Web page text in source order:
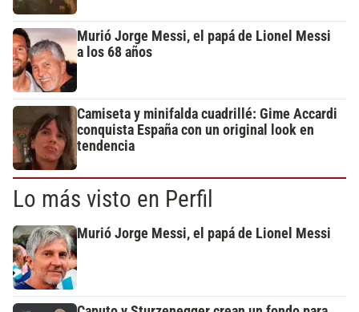
Murió Jorge Messi, el papá de Lionel Messi
a los 68 años
Camiseta y minifalda cuadrillé: Gime Accardi
conquista España con un original look en
tendencia
Lo más visto en Perfil
Murió Jorge Messi, el papá de Lionel Messi